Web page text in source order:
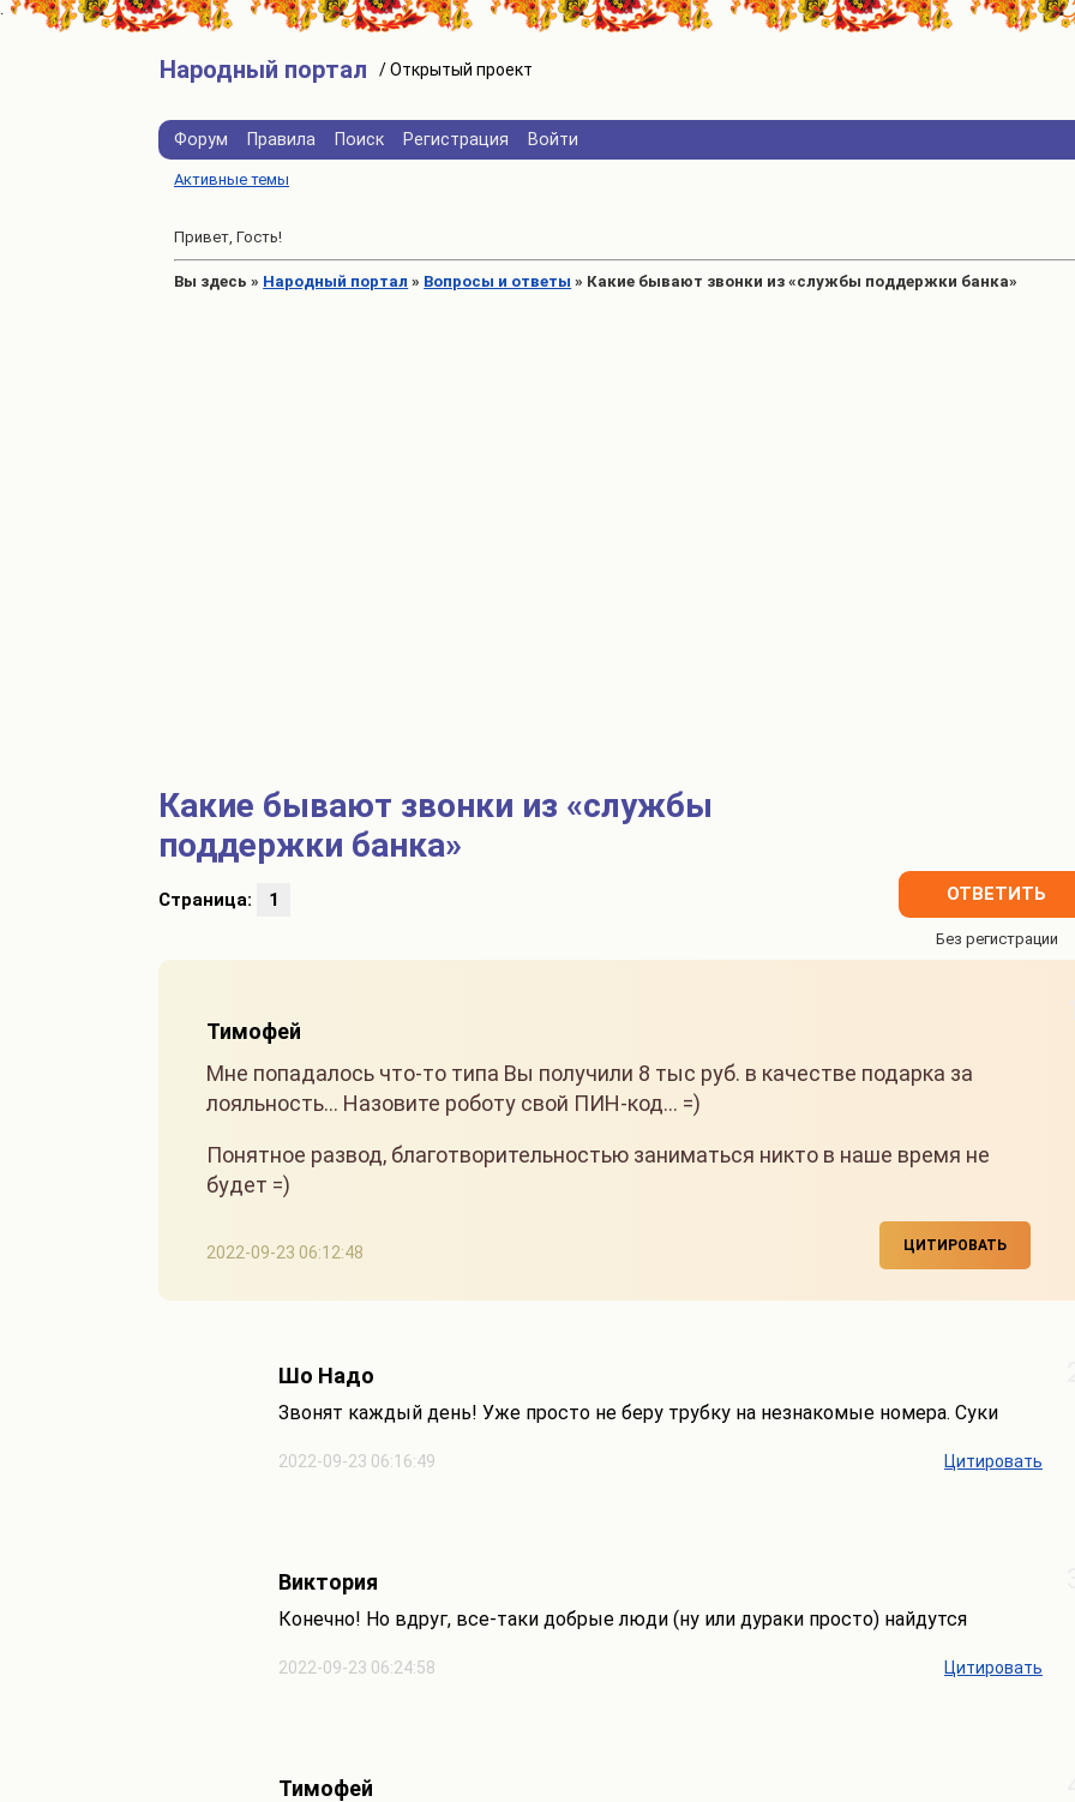
Народный портал
Форум Правила Поиск Регистрация Войти
Активные темы
Привет, Гость!
Вы здесь » Народный портал » Вопросы и ответы » Какие бывают звонки из «службы поддержки банка»
Какие бывают звонки из «службы
поддержки банка»
Страница: 1 ОТВЕТИТЬ
2022-09-23 06:12:48
Тимофей
Мне попадалось что-то типа Вы получили 8 тыс руб. в качестве подарка за
лояльность… Назовите роботу свой ПИН-код... =)
Понятное развод, благотворительностью заниматься никто в наше время не
будет =)
ЦИТИРОВАТЬ
2022-09-23 06:16:49
Шо Надо
Звонят каждый день! Уже просто не беру трубку на незнакомые номера. Суки
Цитировать
2022-09-23 06:24:58
Виктория
Конечно! Но вдруг, все-таки добрые люди (ну или дураки просто) найдутся
Цитировать
Тимофей